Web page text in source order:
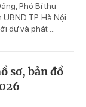
Phó Bí thư
TP. Hà Nội
dự và phát ...
sơ, bản đồ